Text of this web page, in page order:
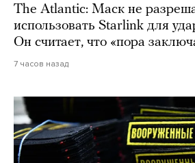
The Atlantic: Маск не
использовать Starlink для
Он считает, что «пора
7 часов назад